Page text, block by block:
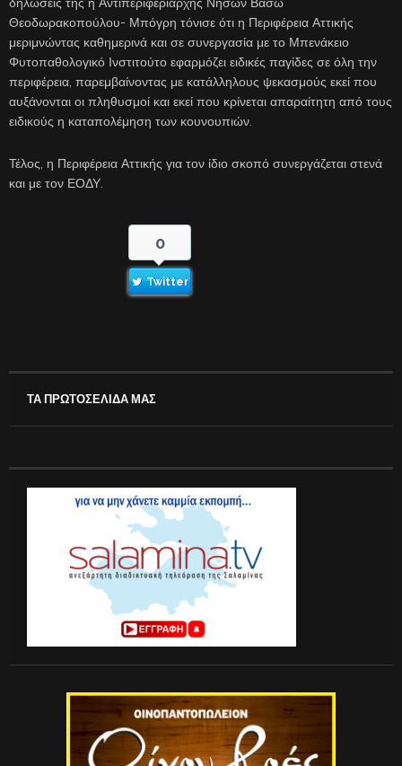
Θεοδωρακοπούλου- Μπόγρη τόνισε ότι η Περιφέρεια Αττικής
μεριμνώντας καθημερινά και σε συνεργασία με το Μπενάκειο
Φυτοπαθολογικό Ινστιτούτο εφαρμόζει ειδικές παγίδες σε όλη την
περιφέρεια, παρεμβαίνοντας με κατάλληλους ψεκασμούς εκεί που
αυξάνονται οι πληθυσμοί και εκεί που κρίνεται απαραίτητη από τους
ειδικούς η καταπολέμηση των κουνουπιών.
Τέλος, η Περιφέρεια Αττικής για τον ίδιο σκοπό συνεργάζεται στενά
και με τον ΕΟΔΥ.
0
Twitter
ΤΑ ΠΡΩΤΟΣΕΛΙΔΑ ΜΑΣ